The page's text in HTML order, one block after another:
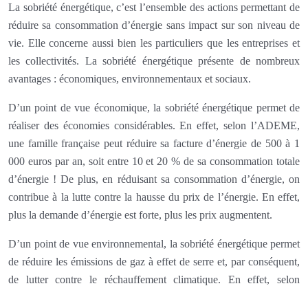
La sobriété énergétique, c’est l’ensemble des actions permettant de
réduire sa consommation d’énergie sans impact sur son niveau de
vie. Elle concerne aussi bien les particuliers que les entreprises et
les collectivités. La sobriété énergétique présente de nombreux
avantages : économiques, environnementaux et sociaux.
D’un point de vue économique, la sobriété énergétique permet de
réaliser des économies considérables. En effet, selon l’ADEME,
une famille française peut réduire sa facture d’énergie de 500 à 1
000 euros par an, soit entre 10 et 20 % de sa consommation totale
d’énergie ! De plus, en réduisant sa consommation d’énergie, on
contribue à la lutte contre la hausse du prix de l’énergie. En effet,
plus la demande d’énergie est forte, plus les prix augmentent.
D’un point de vue environnemental, la sobriété énergétique permet
de réduire les émissions de gaz à effet de serre et, par conséquent,
de lutter contre le réchauffement climatique. En effet, selon